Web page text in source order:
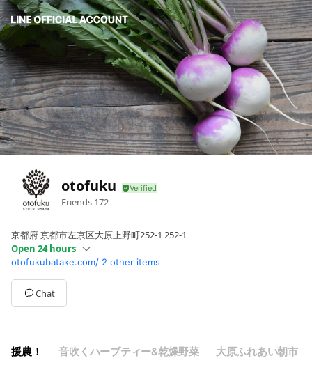
otofuku
Friends 172
京都府 京都市左京区大原上野町252-1 252-1
Open 24 hours
Sun06: - 09:
Mon00:00 - 00:00
Tue00:00 - 00:00
Wed00:00 - 00:00
Sat00:00 - 00:00
毎週日曜朝市出店中！平日はだいたい畑におります。
otofukubatake.com/ 2 other items
Chat
援農！ 音吹くハーブティー&乾燥野菜 大原ふれあい朝市